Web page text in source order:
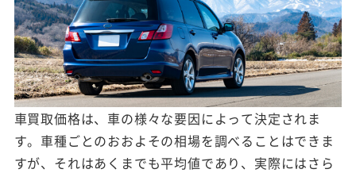
車買取価格は、車の様々な要因によって決定されま
す。車種ごとのおおよその相場を調べることはできま
すが、それはあくまでも平均値であり、実際にはさら